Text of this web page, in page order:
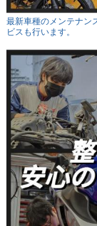
最新車種のメンテナン
ビスも行います。